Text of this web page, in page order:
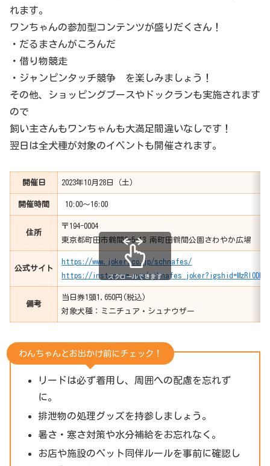
れます。
ワンちゃんの参加型コンテンツが盛りだくさん！
・だるまさんがころんだ
・借り物競走
・ジャンピンタッチ競争 を楽しみましょう！
その他、ショッピングブースやドックランも実施されます
ので
飼い主さんもワンちゃんも大満足間違いなしです！
翌日は全犬種が対象のイベントも開催されます。
開催日 2023年10月28日（土）
開催時間 10:00～16:00
住所
〒194-0004
東京都町田市鶴間2-5-13 南町田鶴間公園さわやか広場
公式サイト
https://www.joker.co.jp/schnafes/
https://instagram.com/
備考
当日券1頭1,650円(税込)
対象犬種：ミニチュア・シュナウザー
スクロールできます
わんちゃんとお出かけ前にチェック！
リードは必ず着用し、周囲への配慮を忘れず
に。
排泄物の処理グッズを持参しましょう。
暑さ・寒さ対策や水分補給をお忘れなく。
お店や施設のペット同伴ルールを事前に確認し